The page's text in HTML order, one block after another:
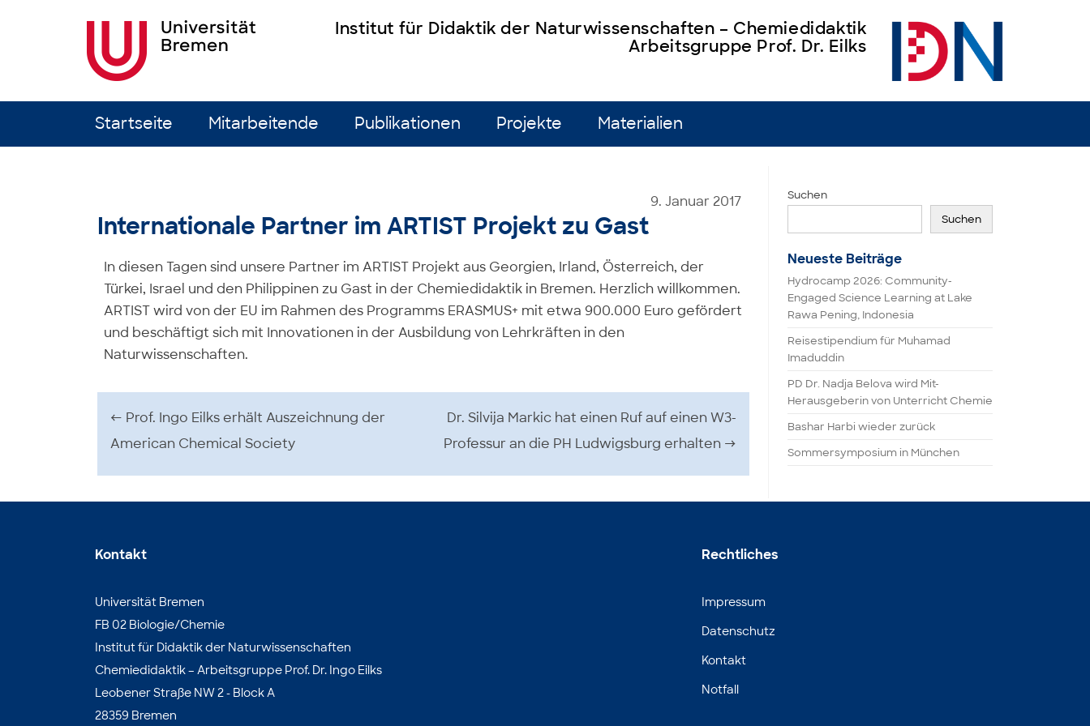
Institut für Didaktik der Naturwissenschaften – Chemiedidaktik
Arbeitsgruppe Prof. Dr. Eilks
Startseite Mitarbeitende Publikationen Projekte Materialien
9. Januar 2017
Internationale Partner im ARTIST Projekt zu Gast
In diesen Tagen sind unsere Partner im ARTIST Projekt aus Georgien, Irland, Österreich, der
Türkei, Israel und den Philippinen zu Gast in der Chemiedidaktik in Bremen. Herzlich willkommen.
ARTIST wird von der EU im Rahmen des Programms ERASMUS+ mit etwa 900.000 Euro gefördert
und beschäftigt sich mit Innovationen in der Ausbildung von Lehrkräften in den
Naturwissenschaften.
Beitrags-Navigation
← Prof. Ingo Eilks erhält Auszeichnung der
American Chemical Society
Dr. Silvija Markic hat einen Ruf auf einen W3-
Professur an die PH Ludwigsburg erhalten →
Suchen
Suchen
Neueste Beiträge
Hydrocamp 2026: Community-
Engaged Science Learning at Lake
Rawa Pening, Indonesia
Reisestipendium für Muhamad
Imaduddin
PD Dr. Nadja Belova wird Mit-
Herausgeberin von Unterricht Chemie
Bashar Harbi wieder zurück
Sommersymposium in München
Kontakt
Universität Bremen
FB 02 Biologie/Chemie
Institut für Didaktik der Naturwissenschaften
Chemiedidaktik – Arbeitsgruppe Prof. Dr. Ingo Eilks
Leobener Straße NW 2 - Block A
28359 Bremen
Rechtliches
Impressum
Datenschutz
Kontakt
Notfall